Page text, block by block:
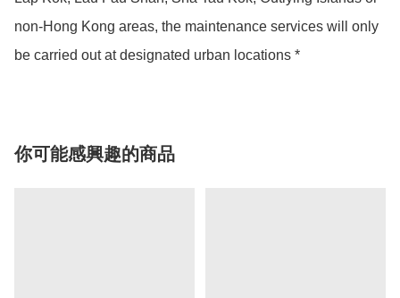
non-Hong Kong areas, the maintenance services will only
be carried out at designated urban locations *
你可能感興趣的商品